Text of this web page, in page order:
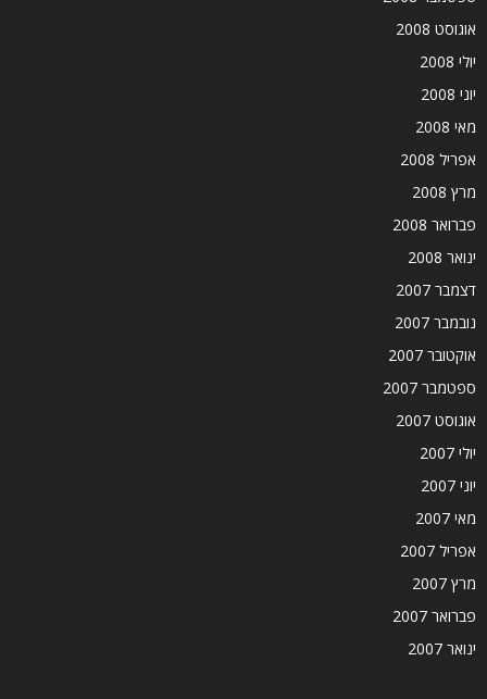
אוגוסט 2008
יולי 2008
יוני 2008
מאי 2008
אפריל 2008
מרץ 2008
פברואר 2008
ינואר 2008
דצמבר 2007
נובמבר 2007
אוקטובר 2007
ספטמבר 2007
אוגוסט 2007
יולי 2007
יוני 2007
מאי 2007
אפריל 2007
מרץ 2007
פברואר 2007
ינואר 2007